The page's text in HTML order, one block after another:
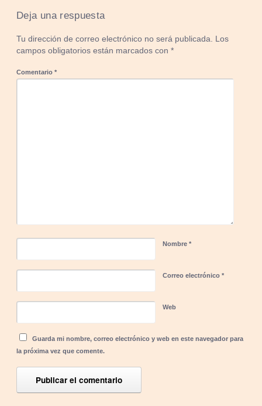
Deja una respuesta
Tu dirección de correo electrónico no será publicada.
Los
campos obligatorios están marcados con*
Comentario*
Nombre*
Correo electrónico*
Web
Guarda mi nombre, correo electrónico y web en este navegador para
la próxima vez que comente.